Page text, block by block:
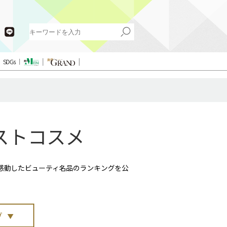
SDGs
トコスメ
動したビューティ名品のランキングを公